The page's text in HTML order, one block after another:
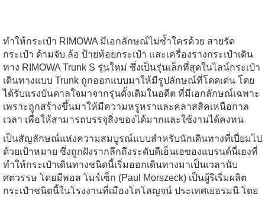
ทำให้กระเป๋า RIMOWA มีเอกลักษณ์ไม่ซ้ำใครด้วย สายรัด
กระเป๋า ด้ามจับ ล้อ ป้ายห้อยกระเป๋า และเครื่องรางกระเป๋าเดิน
ทาง RIMOWA Trunk S รุ่นใหม่ ซึ่งเป็นรุ่นเล็กที่สุดในไลน์กระเป๋า
เดินทางแบบ Trunk ถูกออกแบบมาให้มีรูปลักษณ์ที่โดดเด่น โดย
ได้รับแรงบันดาลใจมาจากรุ่นดั้งเดิมในอดีต ที่มีเอกลักษณ์เฉพาะ
เพราะถูกสร้างขึ้นมาให้มีความหรูหราและคลาสสิคเหนือกาล
เวลา เพื่อให้สามารถบรรจุสิ่งของได้มากและใช้งานได้คงทน
เป็นสัญลักษณ์แห่งความสมบูรณ์แบบสำหรับนักเดินทางที่เปี่ยมไป
ด้วยเป้าหมาย ซึ่งถูกฝังรากลึกถึงระดับดีเอ็นเอของแบรนด์นี่เองที่
ทำให้กระเป๋าเดินทางชนิดนี้เริ่มออกเดินทางมาเป็นเวลานับ
ศตวรรษ โดยมีพอล โมร์เซ็ก (Paul Morszeck) เป็นผู้ริเริ่มผลิต
กระเป๋าชนิดนี้ในโรงงานที่เมืองโคโลญจน์ ประเทศเยอรมนี โดย